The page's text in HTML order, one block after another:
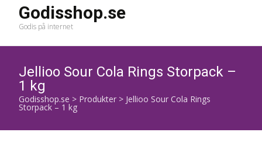
Godisshop.se
Godis på internet
Jellioo Sour Cola Rings Storpack –
1 kg
Godisshop.se > Produkter > Jellioo Sour Cola Rings
Storpack – 1 kg